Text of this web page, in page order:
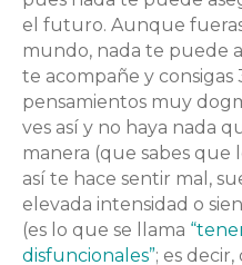
el futuro. Aunque
mundo, nada te puede
te acompañe y consigas
pensamientos muy
ves así y no haya nada
manera (que sabes que
así te hace sentir mal,
elevada intensidad o
(es lo que se llama
disfuncionales”; es